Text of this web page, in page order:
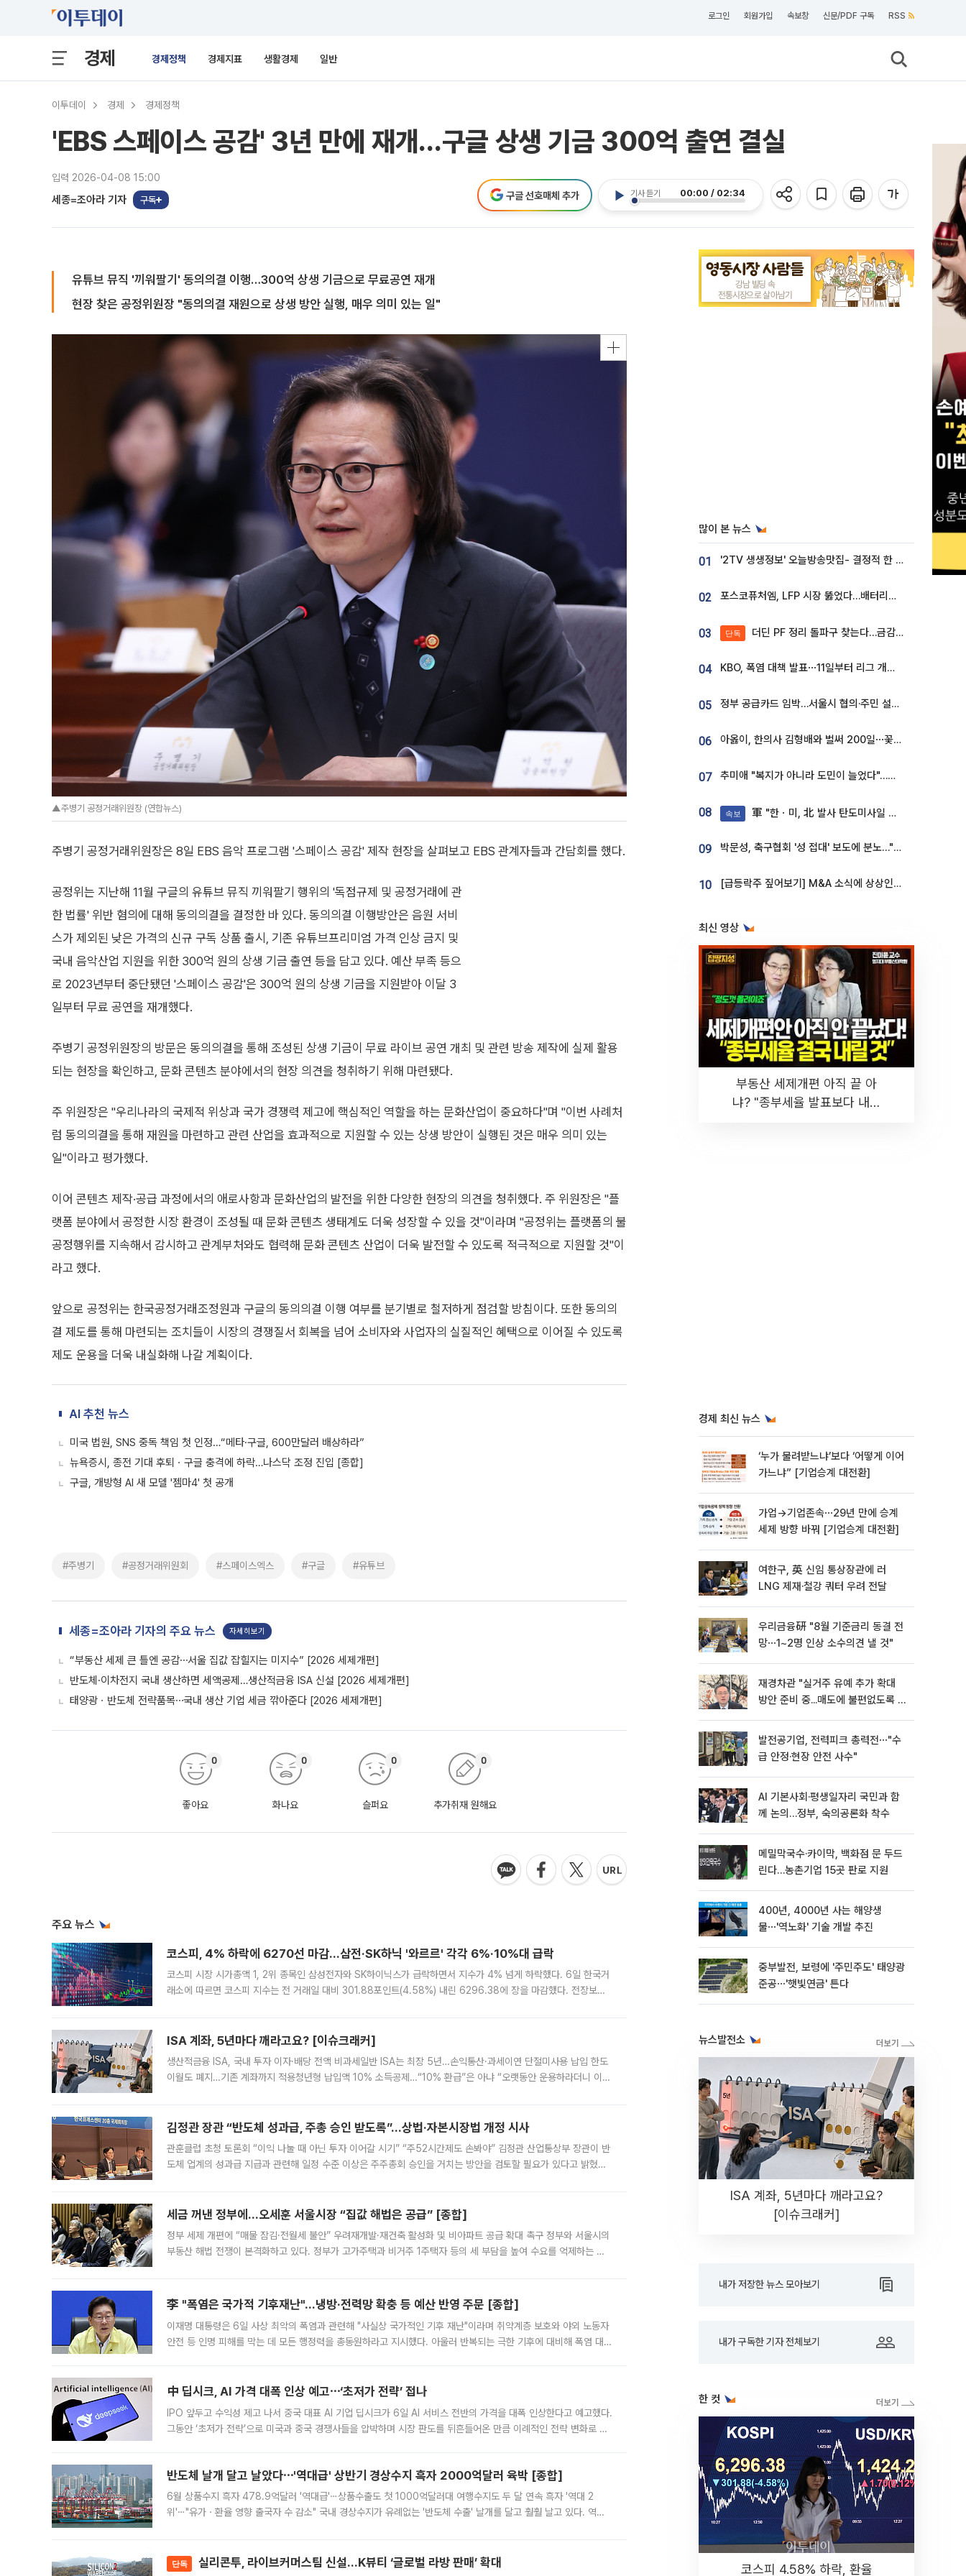
로그인 회원가입 속보창 신문/PDF 구독 RSS
경제 경제정책 경제지표 생활경제 일반
이투데이 경제 경제정책
'EBS 스페이스 공감' 3년 만에 재개…구글 상생 기금 300억 출연 결실
입력 2026-04-08 15:00
세종=조아라 기자 구독
기사 듣기 00:00 / 02:34
구글 선호매체 추가
유튜브 뮤직 '끼워팔기' 동의의결 이행…300억 상생 기금으로 무료공연 재개
현장 찾은 공정위원장 "동의의결 재원으로 상생 방안 실행, 매우 의미 있는 일"
▲주병기 공정거래위원장 (연합뉴스)
주병기 공정거래위원장은 8일 EBS 음악 프로그램 '스페이스 공감' 제작 현장을 살펴보고 EBS 관계자들과 간담회를 했다.
공정위는 지난해 11월 구글의 유튜브 뮤직 끼워팔기 행위의 '독점규제 및 공정거래에 관
한 법률' 위반 혐의에 대해 동의의결을 결정한 바 있다. 동의의결 이행방안은 음원 서비
스가 제외된 낮은 가격의 신규 구독 상품 출시, 기존 유튜브프리미엄 가격 인상 금지 및
국내 음악산업 지원을 위한 300억 원의 상생 기금 출연 등을 담고 있다. 예산 부족 등으
로 2023년부터 중단됐던 '스페이스 공감'은 300억 원의 상생 기금을 지원받아 이달 3
일부터 무료 공연을 재개했다.
주병기 공정위원장의 방문은 동의의결을 통해 조성된 상생 기금이 무료 라이브 공연 개최 및 관련 방송 제작에 실제 활용
되는 현장을 확인하고, 문화 콘텐츠 분야에서의 현장 의견을 청취하기 위해 마련됐다.
주 위원장은 "우리나라의 국제적 위상과 국가 경쟁력 제고에 핵심적인 역할을 하는 문화산업이 중요하다"며 "이번 사례처
럼 동의의결을 통해 재원을 마련하고 관련 산업을 효과적으로 지원할 수 있는 상생 방안이 실행된 것은 매우 의미 있는
일"이라고 평가했다.
이어 콘텐츠 제작·공급 과정에서의 애로사항과 문화산업의 발전을 위한 다양한 현장의 의견을 청취했다. 주 위원장은 "플
랫폼 분야에서 공정한 시장 환경이 조성될 때 문화 콘텐츠 생태계도 더욱 성장할 수 있을 것"이라며 "공정위는 플랫폼의 불
공정행위를 지속해서 감시하고 관계부처와도 협력해 문화 콘텐츠 산업이 더욱 발전할 수 있도록 적극적으로 지원할 것"이
라고 했다.
앞으로 공정위는 한국공정거래조정원과 구글의 동의의결 이행 여부를 분기별로 철저하게 점검할 방침이다. 또한 동의의
결 제도를 통해 마련되는 조치들이 시장의 경쟁질서 회복을 넘어 소비자와 사업자의 실질적인 혜택으로 이어질 수 있도록
제도 운용을 더욱 내실화해 나갈 계획이다.
AI 추천 뉴스
미국 법원, SNS 중독 책임 첫 인정…“메타·구글, 600만달러 배상하라”
뉴욕증시, 종전 기대 후퇴ㆍ구글 충격에 하락…나스닥 조정 진입 [종합]
구글, 개방형 AI 새 모델 '젬마4' 첫 공개
#주병기 #공정거래위원회 #스페이스엑스 #구글 #유튜브
세종=조아라 기자의 주요 뉴스 자세히보기
“부동산 세제 큰 틀엔 공감⋯서울 집값 잡힐지는 미지수” [2026 세제개편]
반도체·이차전지 국내 생산하면 세액공제…생산적금융 ISA 신설 [2026 세제개편]
태양광ㆍ반도체 전략품목⋯국내 생산 기업 세금 깎아준다 [2026 세제개편]
좋아요
0
화나요
0
슬퍼요
0
추가취재 원해요
0
주요 뉴스
코스피, 4% 하락에 6270선 마감…삼전·SK하닉 '와르르' 각각 6%·10%대 급락
코스피 시장 시가총액 1, 2위 종목인 삼성전자와 SK하이닉스가 급락하면서 지수가 4% 넘게 하락했다. 6일 한국거
래소에 따르면 코스피 지수는 전 거래일 대비 301.88포인트(4.58%) 내린 6296.38에 장을 마감했다. 전장보다
ISA 계좌, 5년마다 깨라고요? [이슈크래커]
생산적금융 ISA, 국내 투자 이자·배당 전액 비과세일반 ISA는 최장 5년…손익통산·과세이연 단절미사용 납입 한도
이월도 폐지…기존 계좌까지 적용청년형 납입액 10% 소득공제…“10% 환급”은 아냐 “오랫동안 운용하라더니 이제
김정관 장관 “반도체 성과급, 주총 승인 받도록”…상법·자본시장법 개정 시사
관훈클럽 초청 토론회 “이익 나눌 때 아닌 투자 이어갈 시기” “주52시간제도 손봐야” 김정관 산업통상부 장관이 반
도체 업계의 성과급 지급과 관련해 일정 수준 이상은 주주총회 승인을 거치는 방안을 검토할 필요가 있다고 밝혔다.
세금 꺼낸 정부에…오세훈 서울시장 “집값 해법은 공급” [종합]
정부 세제 개편에 “매물 잠김·전월세 불안” 우려재개발·재건축 활성화 및 비아파트 공급 확대 촉구 정부와 서울시의
부동산 해법 전쟁이 본격화하고 있다. 정부가 고가주택과 비거주 1주택자 등의 세 부담을 높여 수요를 억제하는 카
李 "폭염은 국가적 기후재난"…냉방·전력망 확충 등 예산 반영 주문 [종합]
이재명 대통령은 6일 사상 최악의 폭염과 관련해 "사실상 국가적인 기후 재난"이라며 취약계층 보호와 야외 노동자
안전 등 인명 피해를 막는 데 모든 행정력을 총동원하라고 지시했다. 아울러 반복되는 극한 기후에 대비해 폭염 대응
中 딥시크, AI 가격 대폭 인상 예고⋯‘초저가 전략’ 접나
IPO 앞두고 수익성 제고 나서 중국 대표 AI 기업 딥시크가 6일 AI 서비스 전반의 가격을 대폭 인상한다고 예고했다.
그동안 ‘초저가 전략’으로 미국과 중국 경쟁사들을 압박하며 시장 판도를 뒤흔들어온 만큼 이례적인 전략 변화로 평
반도체 날개 달고 날았다⋯'역대급' 상반기 경상수지 흑자 2000억달러 육박 [종합]
6월 상품수지 흑자 478.9억달러 '역대급'⋯상품수출도 첫 1000억달러대 여행수지도 두 달 연속 흑자 '역대 2
위'⋯"유가ㆍ환율 영향 출국자 수 감소" 국내 경상수지가 유례없는 '반도체 수출' 날개를 달고 훨훨 날고 있다. 역대
단독 실리콘투, 라이브커머스팀 신설…K뷰티 ‘글로벌 라방 판매’ 확대
많이 본 뉴스
01 '2TV 생생정보' 오늘방송맛집- 결정적 한 수, 3종 메밀면! 메밀 소바 맛집 '의○○○○'
02 포스코퓨처엠, LFP 시장 뚫었다…배터리사와 대규모 장기 공급 합의
03 단독 더딘 PF 정리 돌파구 찾는다…금감원, 1년 반 만에 매각설명회 재개
04 KBO, 폭염 대책 발표⋯11일부터 리그 개시ㆍ경기 오후 7시 시작
05 정부 공급카드 임박…서울시 협의·주민 설득이 성패 가른다 [부동산 해법 전쟁]
06 아옳이, 한의사 김형배와 벌써 200일⋯꽃다발 들고 "프러포즈 아냐"
07 추미애 "복지가 아니라 도민이 늘었다"…재정난 책임론 정면돌파
08 속보 軍 "한ㆍ미, 北 발사 탄도미사일 제원 정밀분석 중"
09 박문성, 축구협회 '성 접대' 보도에 분노…"다 말아먹으려고 작정했나"
10 [급등락주 짚어보기] M&A 소식에 상상인증권ㆍ유니켐 ‘상한가’⋯유증 제동 걸린 SK디앤디↑
최신 영상
부동산 세제개편 아직 끝 아
냐? "종부세율 발표보다 내릴
경제 최신 뉴스
‘누가 물려받느냐’보다 ‘어떻게 이어
가느냐” [기업승계 대전환]
가업→기업존속⋯29년 만에 승계
세제 방향 바꿔 [기업승계 대전환]
여한구, 英 신임 통상장관에 러
LNG 제재·철강 쿼터 우려 전달
우리금융硏 "8월 기준금리 동결 전
망⋯1~2명 인상 소수의견 낼 것"
재경차관 "실거주 유예 추가 확대
방안 준비 중...매도에 불편없도록 노
발전공기업, 전력피크 총력전⋯"수
급 안정·현장 안전 사수"
AI 기본사회·평생일자리 국민과 함
께 논의…정부, 숙의공론화 착수
메밀막국수·카이막, 백화점 문 두드
린다…농촌기업 15곳 판로 지원
400년, 4000년 사는 해양생
물⋯'역노화' 기술 개발 추진
중부발전, 보령에 '주민주도' 태양광
준공⋯'햇빛연금' 튼다
뉴스발전소
ISA 계좌, 5년마다 깨라고요?
[이슈크래커]
내가 저장한 뉴스 모아보기
내가 구독한 기자 전체보기
한 컷
코스피 4.58% 하락, 환율